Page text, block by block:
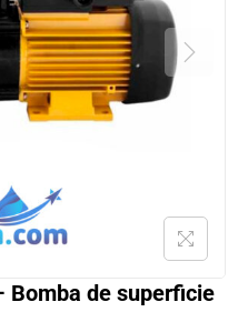
Bomba de superficie